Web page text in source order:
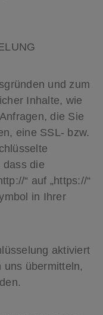
und zum
Inhalte, wie
die Sie
eine SSL- bzw.
dass die
“ auf „https://“
in Ihrer
aktiviert
uns übermitteln,